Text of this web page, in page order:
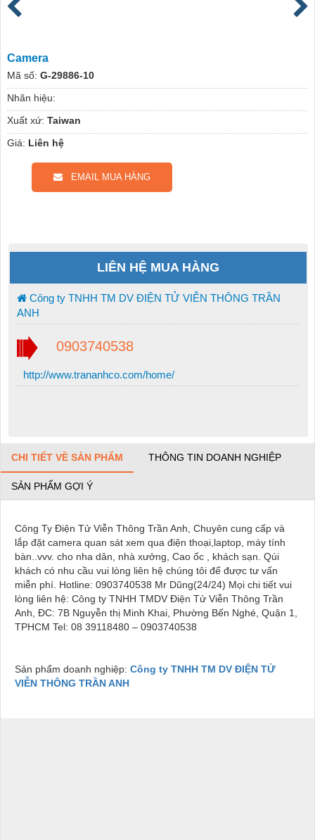
Camera
Mã số: G-29886-10
Nhãn hiệu:
Xuất xứ: Taiwan
Giá: Liên hệ
EMAIL MUA HÀNG
LIÊN HỆ MUA HÀNG
Công ty TNHH TM DV ĐIỆN TỬ VIỄN THÔNG TRẦN
ANH
0903740538
http://www.trananhco.com/home/
CHI TIẾT VỀ SẢN PHẨM THÔNG TIN DOANH NGHIỆP
SẢN PHẨM GỢI Ý
Công Ty Điện Tử Viễn Thông Trần Anh, Chuyên cung cấp và
lắp đặt camera quan sát xem qua điện thoại,laptop, máy tính
bàn..vvv. cho nha dân, nhà xưởng, Cao ốc , khách sạn. Qúi
khách có nhu cầu vui lòng liên hệ chúng tôi để được tư vấn
miễn phí. Hotline: 0903740538 Mr Dũng(24/24) Mọi chi tiết vui
lòng liên hệ: Công ty TNHH TMDV Điện Tử Viễn Thông Trần
Anh, ĐC: 7B Nguyễn thị Minh Khai, Phường Bến Nghé, Quận 1,
TPHCM Tel: 08 39118480 – 0903740538
Sản phẩm doanh nghiệp: Công ty TNHH TM DV ĐIỆN TỬ
VIỄN THÔNG TRẦN ANH